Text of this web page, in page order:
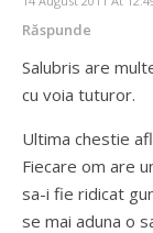
Răspunde
Salubris are
cu voia tuturor.
Ultima chestie
Fiecare om are
sa-i fie ridicat
se mai aduna o